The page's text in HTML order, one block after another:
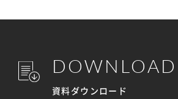
DOWNLOAD
資料ダウンロード